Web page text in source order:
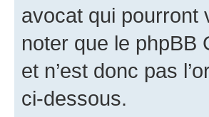
avocat qui pourront
noter que le phpBB
et n’est donc pas
ci-dessous.